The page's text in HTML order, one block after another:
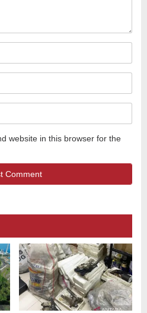
website in this browser for the